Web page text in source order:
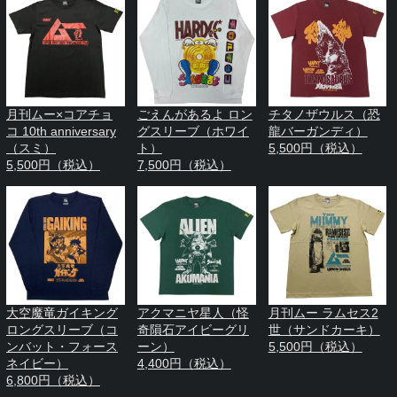
月刊ムー×コアチョ
コ 10th anniversary
（スミ）
5,500円（税込）
ごえんがあるよ ロン
グスリーブ（ホワイ
ト）
7,500円（税込）
チタノザウルス（恐
龍バーガンディ）
5,500円（税込）
大空魔竜ガイキング
ロングスリーブ（コ
ンバット・フォース
ネイビー）
6,800円（税込）
アクマニヤ星人（怪
奇隕石アイビーグリ
ーン）
4,400円（税込）
月刊ムー ラムセス2
世（サンドカーキ）
5,500円（税込）